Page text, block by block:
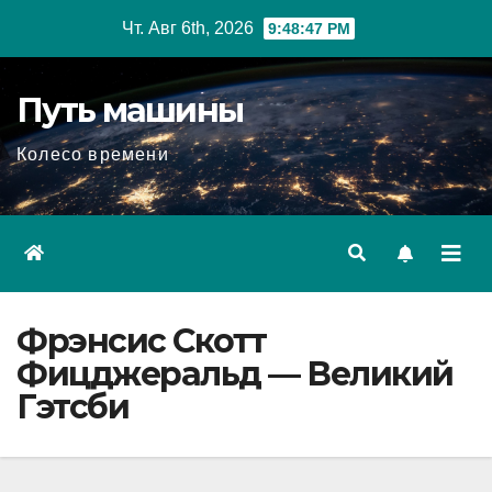
Чт. Авг 6th, 2026 9:48:48 PM
Путь машины
Колесо времени
Фрэнсис Скотт
Фицджеральд — Великий
Гэтсби